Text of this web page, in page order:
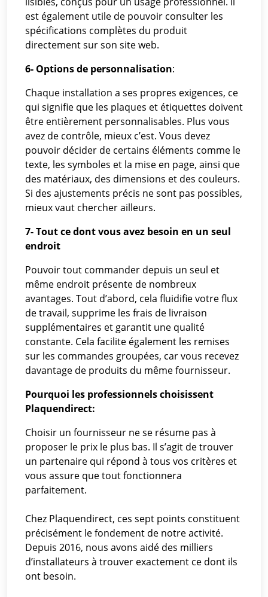
est également utile de pouvoir consulter les
spécifications complètes du produit
directement sur son site web.
6- Options de personnalisation:
Chaque installation a ses propres exigences, ce
qui signifie que les plaques et étiquettes doivent
être entièrement personnalisables. Plus vous
avez de contrôle, mieux c’est. Vous devez
pouvoir décider de certains éléments comme le
texte, les symboles et la mise en page, ainsi que
des matériaux, des dimensions et des couleurs.
Si des ajustements précis ne sont pas possibles,
mieux vaut chercher ailleurs.
7- Tout ce dont vous avez besoin en un seul
endroit
Pouvoir tout commander depuis un seul et
même endroit présente de nombreux
avantages. Tout d’abord, cela fluidifie votre flux
de travail, supprime les frais de livraison
supplémentaires et garantit une qualité
constante. Cela facilite également les remises
sur les commandes groupées, car vous recevez
davantage de produits du même fournisseur.
Pourquoi les professionnels choisissent
Plaquendirect:
Choisir un fournisseur ne se résume pas à
proposer le prix le plus bas. Il s’agit de trouver
un partenaire qui répond à tous vos critères et
vous assure que tout fonctionnera
parfaitement.
Chez Plaquendirect, ces sept points constituent
précisément le fondement de notre activité.
Depuis 2016, nous avons aidé des milliers
d’installateurs à trouver exactement ce dont ils
ont besoin.